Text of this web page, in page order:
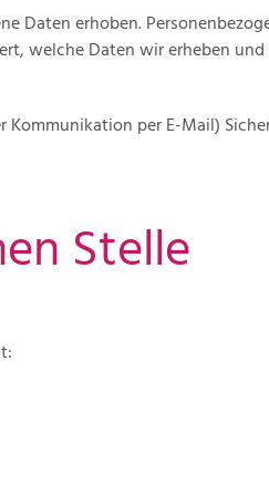
Daten erhoben.
welche Daten wir erheben
per E-Mail)
Stelle